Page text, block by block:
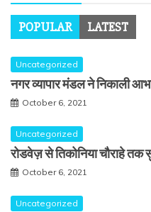
POPULAR LATEST
Uncategorized
नगर व्यापार मंडल ने निकाली
October 6, 2021
Uncategorized
रोडवेज़ से तिकोनिया चौराहे तक
October 6, 2021
Uncategorized